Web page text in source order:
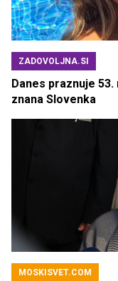
ZADOVOLJNA.SI
Danes praznuje
znana Slovenka
MOSKISVET.COM